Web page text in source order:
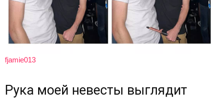
fjamie013
Рука моей невесты выглядит